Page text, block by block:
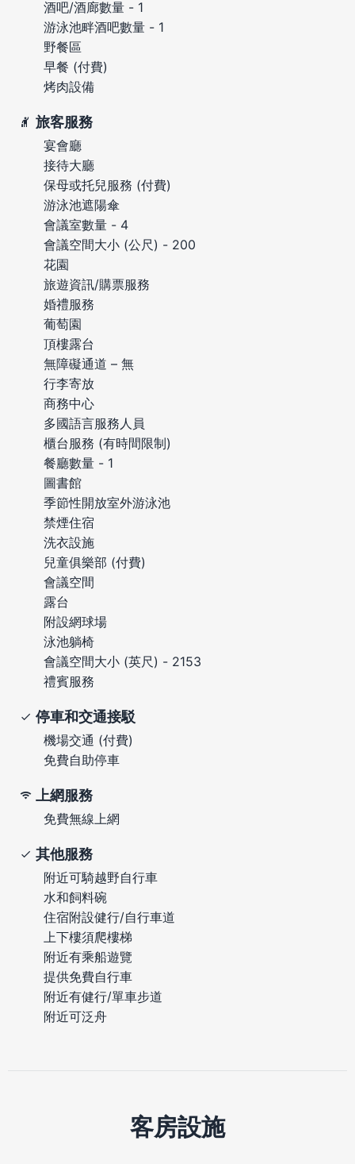
酒吧/酒廊數量 - 1
游泳池畔酒吧數量 - 1
野餐區
早餐 (付費)
烤肉設備
旅客服務
宴會廳
接待大廳
保母或托兒服務 (付費)
游泳池遮陽傘
會議室數量 - 4
會議空間大小 (公尺) - 200
花園
旅遊資訊/購票服務
婚禮服務
葡萄園
頂樓露台
無障礙通道 – 無
行李寄放
商務中心
多國語言服務人員
櫃台服務 (有時間限制)
餐廳數量 - 1
圖書館
季節性開放室外游泳池
禁煙住宿
洗衣設施
兒童俱樂部 (付費)
會議空間
露台
附設網球場
泳池躺椅
會議空間大小 (英尺) - 2153
禮賓服務
停車和交通接駁
機場交通 (付費)
免費自助停車
上網服務
免費無線上網
其他服務
附近可騎越野自行車
水和飼料碗
住宿附設健行/自行車道
上下樓須爬樓梯
附近有乘船遊覽
提供免費自行車
附近有健行/單車步道
附近可泛舟
客房設施